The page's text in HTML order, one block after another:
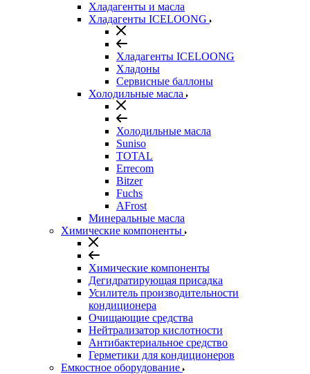
Хладагенты и масла
Хладагенты ICELOONG
Хладагенты ICELOONG
Хладоны
Сервисные баллоны
Холодильные масла
Холодильные масла
Suniso
TOTAL
Errecom
Bitzer
Fuchs
AFrost
Минеральные масла
Химические компоненты
Химические компоненты
Дегидратирующая присадка
Усилитель производительности
кондиционера
Очищающие средства
Нейтрализатор кислотности
Антибактериальное средство
Герметики для кондиционеров
Емкостное оборудование